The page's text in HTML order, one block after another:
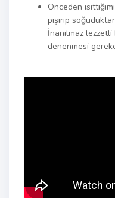
Önceden
pişirip
İnanılmaz
denenmesi